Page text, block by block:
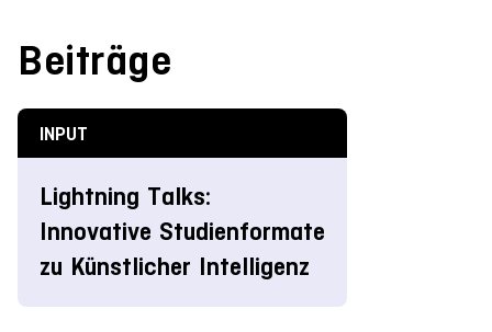
Beiträge
INPUT
Lightning Talks:
Innovative Studienformate
zu Künstlicher Intelligenz